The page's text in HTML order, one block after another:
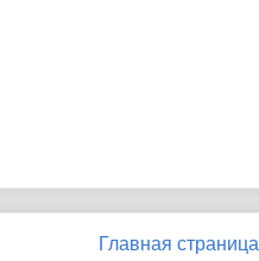
Главная страница